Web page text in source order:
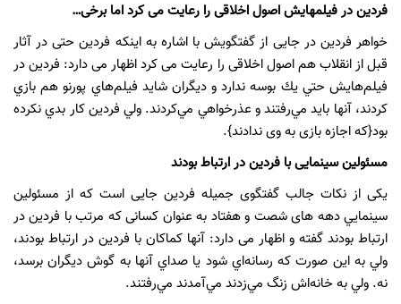
فردین در فیلمهایش اصول اخلاقی را رعایت می کرد اما برخی…
خواهر فردین در جایی از گفتگویش با اشاره به اینکه فردین حتی در آثار
قبل از انقلاب هم اصول اخلاقی را رعایت می کرد اظهار می دارد: فردين در
فيلم‌هايش حتي يك بوسه ندارد و ديگران شايد فيلم‌هاي پورنو هم بازي
كردند، آنها بايد مي‌رفتند و عذرخواهي مي‌كردند. ولي فردين كار بدي نكرده
بود{که اجازه بازی به وی ندادند}.
مسئولین سینمایی با فردین در ارتباط بودند
یکی از نکات جالب گفتگوی جمیله فردین جایی است که از مسئولين
سينمايي دهه های شصت و هفتاد به عنوان کسانی که مرتب با فردین در
ارتباط بودند گفته و اظهار می دارد: آنها كماكان با فردين در ارتباط بودند،
ولي به اين صورت كه رسانه‌اي شود يا صداي آنها به گوش ديگران برسد،
نه. ولي به خانه‌‌اش زنگ مي‌زدند مي‌آمدند مي‌رفتند.